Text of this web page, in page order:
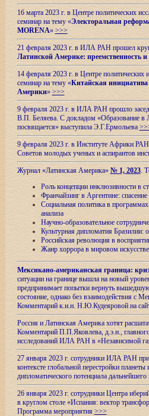
16 марта 2023 г. в Центре политических
семинар на тему «Электоральная
MORENA» >>>
21 февраля 2023 г. в ИЛА РАН прошел
Латинской Америке: преемственность
14 февраля 2023 г. в Центре политических
семинар на тему «Китайская
Америки» >>>
9 февраля 2023 г. в ИЛА РАН прошло
В.П. Беляева. С докладом «Образование в
посвящается» выступила Э.Г.Ермольева
9 февраля 2023 г. в Институте Африки РАН
Советов молодых ученых и аспирантов
Журнал «Латинская Америка» № 1, 2023.
Роль концепции инклюзивности в
Франчайзинг в Аргентине:
Социальная политика в
анализа
Научно-образовательное
Культурная дипломатия Бразилии:
Российская революция в
Жанр хоррора в мировом
Мексикано-американская граница:
ситуации на границе вышла на новый
предпринимает попытки вернуть
состояние, однако без взаимодействия с
Комментарий к.и.н. Н.Ю.Кудеяровой на
Россия и Латинская Америка хотят
Комментарий П.П.Яковлева, д.э.н.,
исследований ИЛА РАН в «Независимой
27 января 2023 г. сотрудники ИЛА РАН
контексте глобальной перестройки
дипломатического потенциала
26 января 2023 г. сотрудники Центра
в круглом столе «Испания: вектор
Программа мероприятия>>>